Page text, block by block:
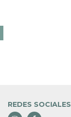
REDES SOCIALES